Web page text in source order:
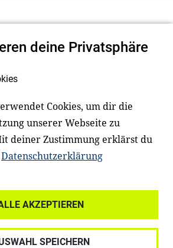
Instagram
LinkedIn
Datenschutz
deine Privatsphäre
Cookies, um dir die
unserer Webseite zu
deiner Zustimmung erklärst du
Datenschutzerklärung
AKZEPTIEREN
SPEICHERN